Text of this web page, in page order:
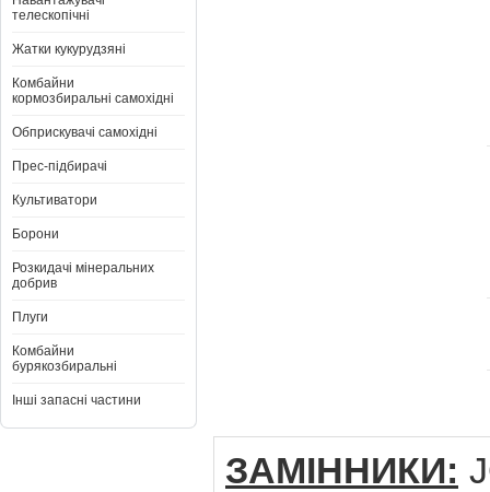
телескопічні
Жатки кукурудзяні
Комбайни
кормозбиральні самохідні
Обприскувачі самохідні
Прес-підбирачі
Культиватори
Борони
Розкидачі мінеральних
добрив
Плуги
Комбайни
бурякозбиральні
Інші запасні частини
ЗАМІННИКИ: